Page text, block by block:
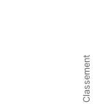
Classement